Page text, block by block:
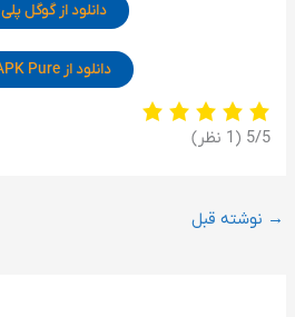
دانلود از گوگل پلی
دانلود از APK Pure
‫5/5 ‫(1 نظر)
→ نوشته قبل